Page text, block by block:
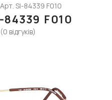
Арт. SI-84339 F010
84339 F010
(0 відгуків)